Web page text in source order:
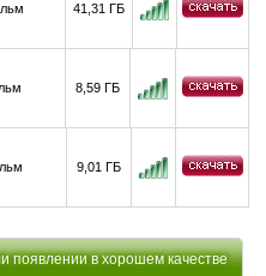
41,31 ГБ
8,59 ГБ
9,01 ГБ
появлении в хорошем качестве